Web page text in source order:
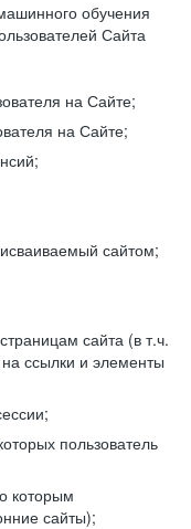
обучения
Сайта
на Сайте;
на Сайте;
сайтом;
сайта (в т.ч.
ссылки и элементы
пользователь
которым
сайты);